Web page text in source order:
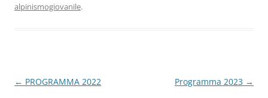
alpinismogiovanile.
Navigazione articolo
← PROGRAMMA 2022 Programma 2023 →